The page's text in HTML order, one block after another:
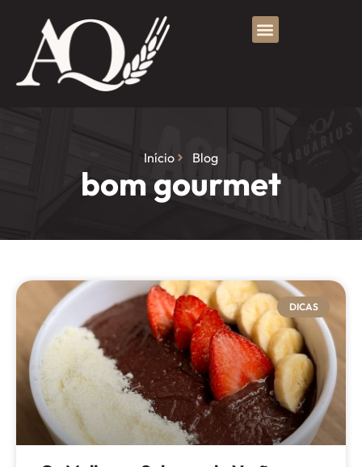
Início Blog
bom gourmet
DICAS